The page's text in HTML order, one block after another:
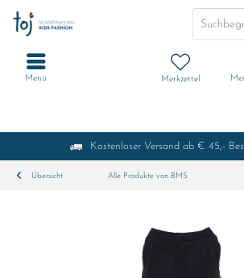
Kostenloser Versand ab € 45,-
Merkzettel
Menü
Übersicht Alle Produkte von BMS